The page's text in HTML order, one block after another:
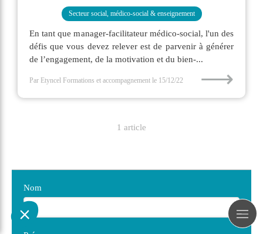
Secteur social, médico-social & enseignement
En tant que manager-facilitateur médico-social, l'un des
défis que vous devez relever est de parvenir à générer
de l’engagement, de la motivation et du bien-...
Par Etyncel Formations et accompagnement le 15/12/22 ⟶
1 article
Nom